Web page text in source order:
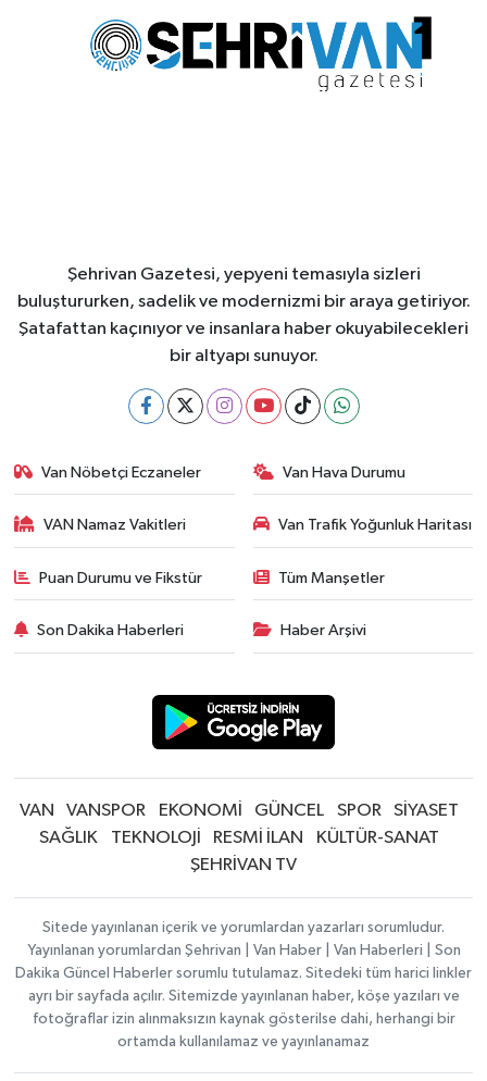
Şehrivan Gazetesi, yepyeni temasıyla sizleri
buluştururken, sadelik ve modernizmi bir araya getiriyor.
Şatafattan kaçınıyor ve insanlara haber okuyabilecekleri
bir altyapı sunuyor.
Van Nöbetçi Eczaneler Van Hava Durumu
VAN Namaz Vakitleri Van Trafik Yoğunluk Haritası
Puan Durumu ve Fikstür Tüm Manşetler
Son Dakika Haberleri Haber Arşivi
VAN VANSPOR EKONOMİ GÜNCEL SPOR
SİYASET
SAĞLIK
TEKNOLOJİ RESMİ İLAN
KÜLTÜR-SANAT
ŞEHRİVAN TV
Sitede yayınlanan içerik ve yorumlardan yazarları sorumludur.
Yayınlanan yorumlardan Şehrivan | Van Haber | Van Haberleri | Son
Dakika Güncel Haberler sorumlu tutulamaz. Sitedeki tüm harici linkler
ayrı bir sayfada açılır. Sitemizde yayınlanan haber, köşe yazıları ve
fotoğraflar izin alınmaksızın kaynak gösterilse dahi, herhangi bir
ortamda kullanılamaz ve yayınlanamaz